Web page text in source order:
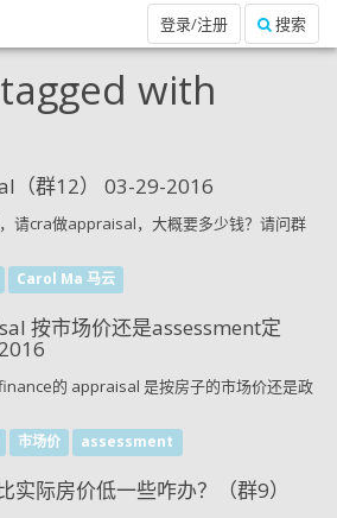
搜索
登录/注册
with
（群12） 03-29-2016
请cra做appraisal，大概要多少钱？请问群
Carol Ma 马云
按市场价还是assessment定
的 appraisal 是按房子的市场价还是政
市场价 assessment
际房价低一些咋办？（群9）